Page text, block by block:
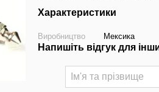
Характеристики
Виробництво Мексика
Напишіть відгук для